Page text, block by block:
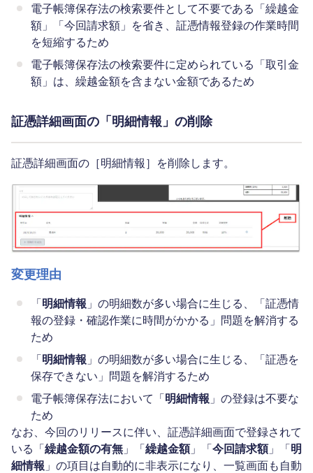
電子帳簿保存法の検索要件として不要である「繰越金
額」「今回請求額」を省き、証憑情報登録の作業時間
を短縮するため
電子帳簿保存法の検索要件に定められている「取引金
額」は、繰越金額を含まない金額であるため
証憑詳細画面の「明細情報」の削除
証憑詳細画面の［明細情報］を削除します。
変更理由
「明細情報 」の明細数が多い場合に生じる、「証憑情
報の登録・確認作業に時間がかかる」問題を解消する
ため
「明細情報 」の明細数が多い場合に生じる、「証憑を
保存できない」問題を解消するため
電子帳簿保存法において「明細情報 」の登録は不要な
ため
なお、今回のリリースに伴い、証憑詳細画面で登録されて
いる「繰越金額の有無 」「繰越金額」「今回請求額」「明
細情報 」の項目は自動的に非表示になり、一覧画面も自動